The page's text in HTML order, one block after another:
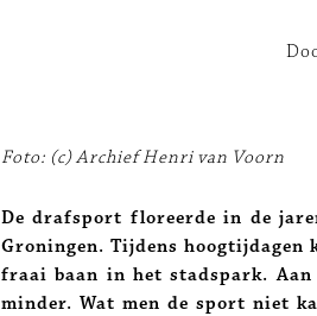
Foto: (c) Archief Henri van Voorn
De drafsport floreerde in de
Groningen. Tijdens hoogtijdagen
fraai baan in het stadspark. Aan
minder. Wat men de sport niet